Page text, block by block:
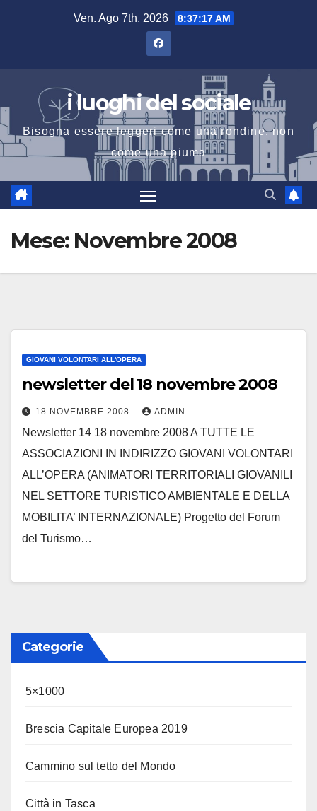
Ven. Ago 7th, 2026 8:37:18 AM
i luoghi del sociale
Bisogna essere leggeri come una rondine, non
come una piuma
Mese: Novembre 2008
GIOVANI VOLONTARI ALL'OPERA
newsletter del 18 novembre 2008
18 NOVEMBRE 2008 ADMIN
Newsletter 14 18 novembre 2008 A TUTTE LE
ASSOCIAZIONI IN INDIRIZZO GIOVANI VOLONTARI
ALL’OPERA (ANIMATORI TERRITORIALI GIOVANILI
NEL SETTORE TURISTICO AMBIENTALE E DELLA
MOBILITA’ INTERNAZIONALE) Progetto del Forum
del Turismo…
Categorie
5×1000
Brescia Capitale Europea 2019
Cammino sul tetto del Mondo
Città in Tasca